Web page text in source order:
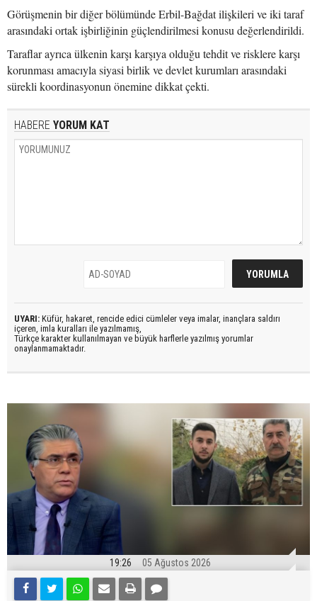
Görüşmenin bir diğer bölümünde Erbil-Bağdat ilişkileri ve iki taraf
arasındaki ortak işbirliğinin güçlendirilmesi konusu değerlendirildi.
Taraflar ayrıca ülkenin karşı karşıya olduğu tehdit ve risklere karşı
korunması amacıyla siyasi birlik ve devlet kurumları arasındaki
sürekli koordinasyonun önemine dikkat çekti.
HABERE YORUM KAT
UYARI: Küfür, hakaret, rencide edici cümleler veya imalar, inançlara saldırı
içeren, imla kuralları ile yazılmamış,
Türkçe karakter kullanılmayan ve büyük harflerle yazılmış yorumlar
onaylanmamaktadır.
19:26 05 Ağustos 2026